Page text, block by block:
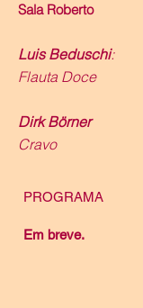
Sala Roberto
Luis Beduschi:
Flauta Doce
Dirk Börner
Cravo
PROGRAMA
Em breve.